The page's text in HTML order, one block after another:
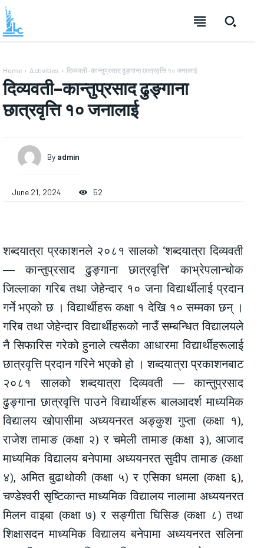
Home Activities दिव्यवती–कान्तुप्रसाद ढुङ्गाना छात्रवृत्ति १० जनालाई
दिव्यवती–कान्तुप्रसाद ढुङ्गाना
छात्रवृत्ति १० जनालाई
By admin
June 21, 2024 52
शब्दयात्रा प्रकाशनले २०८१ सालको ‘शब्दयात्रा दिव्यवती
— कान्तुप्रसाद ढुङ्गाना छात्रवृत्ति’ काभ्रेपलान्चोक
जिल्लाका गरिब तथा जेहेन्दार १० जना विद्यार्थीलाई प्रदान
गर्ने भएको छ । विद्यार्थीहरू कक्षा १ देखि १० सम्मका छन् ।
गरिब तथा जेहेन्दार विद्यार्थीहरूको नाउँ सम्बन्धित विद्यालयले
नै सिफारिस गरेको हुनाले त्यसैका आधारमा विद्यार्थीहरूलाई
छात्रवृत्ति प्रदान गरिने भएको हो । शब्दयात्रा प्रकाशनबाट
२०८१ सालको शब्दयात्रा दिव्यवती — कान्तुप्रसाद
ढुङ्गाना छात्रवृत्ति पाउने विद्यार्थीहरू बालआदर्श माध्यमिक
विद्यालय खोपासीमा अध्ययनरत अङ्कुश गुप्ता (कक्षा १),
राजेश तामाङ (कक्षा २) र चमेली तामाङ (कक्षा ३), आजाद
माध्यमिक विद्यालय बनेपामा अध्ययनरत सुदीप तामाङ (कक्षा
४), अमित बुढाथोकी (कक्षा ५) र एसिका धमला (कक्षा ६),
चण्डेश्वरी सृष्टिकान्त माध्यमिक विद्यालय नालामा अध्ययनरत
मिलन वाइबा (कक्षा ७) र सङ्गीता घिसिङ (कक्षा ८) तथा
शिक्षासदन माध्यमिक विद्यालय बनेपामा अध्ययनरत सलिना